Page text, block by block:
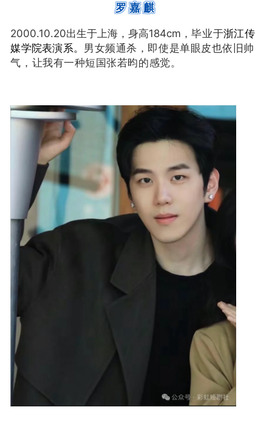
罗嘉麒
2000.10.20出生于上海，身高184cm，毕业于浙江传
媒学院表演系。 男女频通杀，即使是单眼皮也依旧帅
气，让我有一种短国张若昀的感觉。